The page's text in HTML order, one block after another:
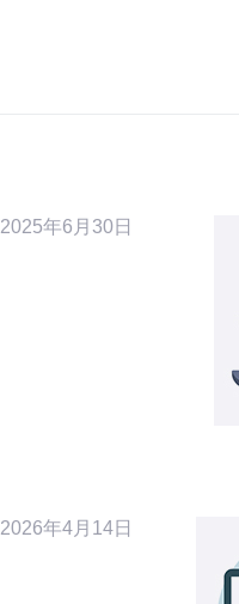
2025年6月30日
2026年4月14日